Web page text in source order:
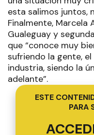
histórico para que
una situación muy
esta salimos juntos,
Finalmente, Marcela
Gualeguay y
que “conoce muy
sufriendo la gente, el
industria, siendo la
adelante”.
PARA